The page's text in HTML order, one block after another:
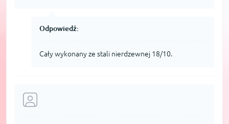
Odpowiedź:
Cały wykonany ze stali nierdzewnej 18/10.